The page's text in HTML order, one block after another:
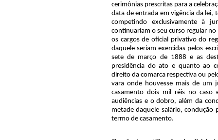
cerimônias prescritas para a
data de entrada em vigência da lei,
competindo exclusivamente à
continuariam o seu curso regular
os cargos de oficial privativo do
daquele seriam exercidas pelos
sete de março de 1888 e as
presidência do ato e quanto ao
direito da comarca respectiva ou
vara onde houvesse mais de um
casamento dois mil réis no caso
audiências e o dobro, além da
metade daquele salário,
termo de casamento.